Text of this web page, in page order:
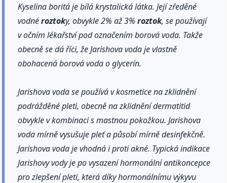
Kyselina boritá je bílá krystalická látka. Její zředěné
vodnéroztoky, obvykle 2% až 3%roztok, se používají
v očním lékařství pod označením borová voda. Takže
obecně se dá říci, že Jarishova voda je vlastně
obohacená borová voda o glycerín.
Jarishova voda se používá v kosmetice na zklidnění
podrážděné pleti, obecně na zklidnění dermatitid
obvykle v kombinaci s mastnou pokožkou. Jarishova
voda mírně vysušuje pleť a působí mírně desinfekčně.
Jarishova voda je vhodná i proti akné. Typická indikace
Jarishovy vody je po vysazení hormonální antikoncepce
pro zlepšení pleti, která díky hormonálnímu výkyvu